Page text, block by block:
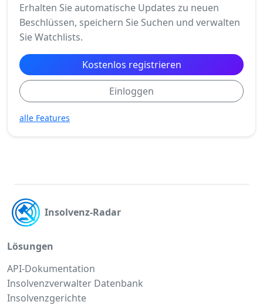
Erhalten Sie automatische Updates zu neuen
Beschlüssen, speichern Sie Suchen und verwalten
Sie Watchlists.
Kostenlos registrieren
Einloggen
alle Features
Insolvenz-Radar
Lösungen
API-Dokumentation
Insolvenzverwalter Datenbank
Insolvenzgerichte